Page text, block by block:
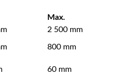
Max.
2 500 mm
800 mm
60 mm